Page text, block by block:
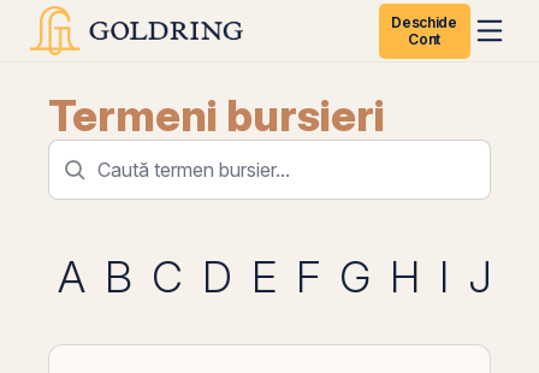
Deschide
Cont
Termeni bursieri
A B C D E F G H I J